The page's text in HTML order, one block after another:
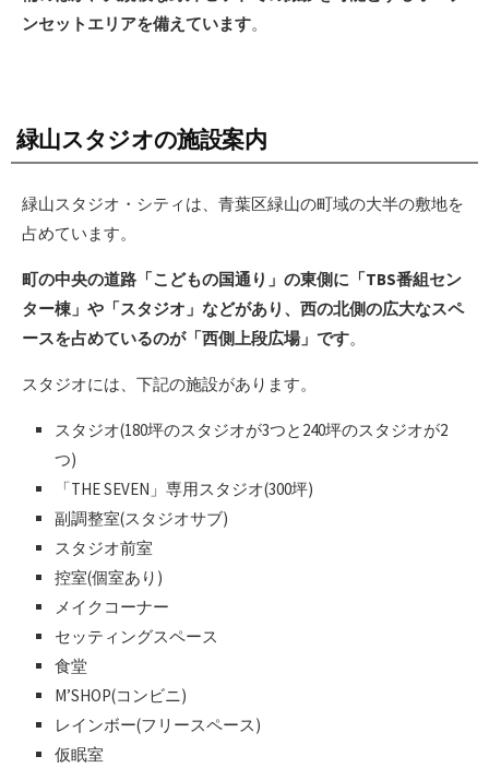
ンセットエリアを備えています。
緑山スタジオの施設案内
緑山スタジオ・シティは、青葉区緑山の町域の大半の敷地を
占めています。
町の中央の道路「こどもの国通り」の東側に「TBS番組セン
ター棟」や「スタジオ」などがあり、西の北側の広大なスペ
ースを占めているのが「西側上段広場」です。
スタジオには、下記の施設があります。
スタジオ(180坪のスタジオが3つと240坪のスタジオが2
つ)
「THE SEVEN」専用スタジオ(300坪)
副調整室(スタジオサブ)
スタジオ前室
控室(個室あり)
メイクコーナー
セッティングスペース
食堂
M’SHOP(コンビニ)
レインボー(フリースペース)
仮眠室